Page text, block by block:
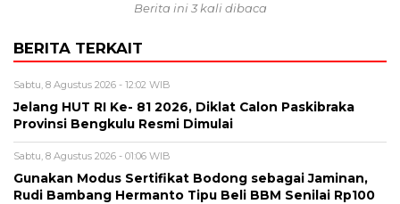
Berita ini 3 kali dibaca
BERITA TERKAIT
Sabtu, 8 Agustus 2026 - 12:02 WIB
Jelang HUT RI Ke- 81 2026, Diklat Calon Paskibraka
Provinsi Bengkulu Resmi Dimulai
Sabtu, 8 Agustus 2026 - 01:06 WIB
Gunakan Modus Sertifikat Bodong sebagai Jaminan,
Rudi Bambang Hermanto Tipu Beli BBM Senilai Rp100